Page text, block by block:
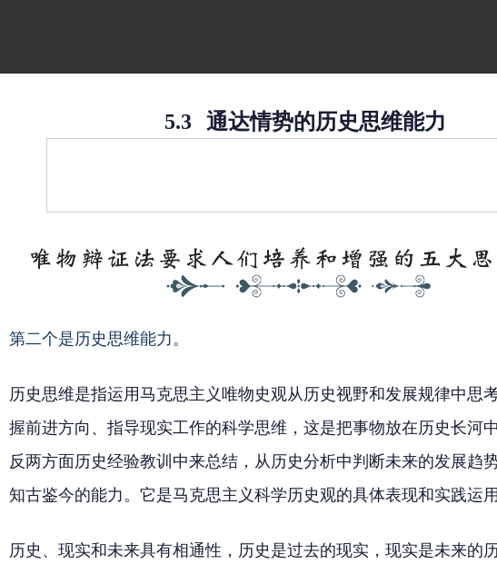
5.3 通达情势的历史思维能力
第二个是历史思维能力。
历史思维是指运用马克思主义唯物史观从历史视野和发展规律中思
握前进方向、指导现实工作的科学思维，这是把事物放在历史长河
反两方面历史经验教训中来总结，从历史分析中判断未来的发展趋
知古鉴今的能力。它是马克思主义科学历史观的具体表现和实践运用
历史、现实和未来具有相通性，历史是过去的现实，现实是未来的